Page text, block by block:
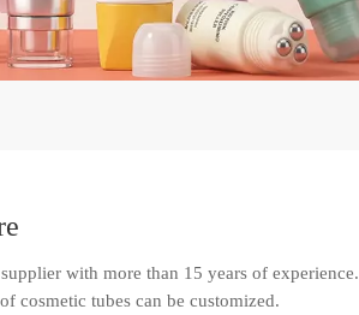
with more than 15 years of experience.
cosmetic tubes can be customized.